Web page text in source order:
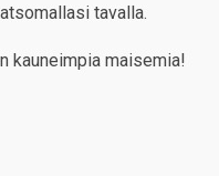
tavalla.
kauneimpia maisemia!